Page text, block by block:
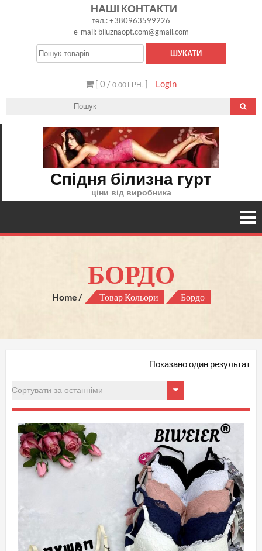
НАШІ КОНТАКТИ
тел.: +380963599226
e-mail: biluznaopt.com@gmail.com
Шукати:
ШУКАТИ
[ 0 / 0.00 ГРН. ] Login
Спідня білизна гурт
ціни від виробника
БОРДО
Home Товар Кольори Бордо
Показано один результат